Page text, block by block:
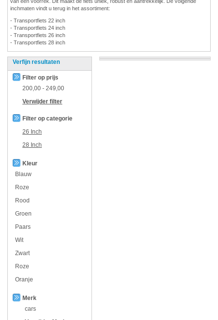
inchmaten vindt u terug in het assortiment:
- Transportfiets 22 inch
- Transportfiets 24 inch
- Transportfiets 26 inch
- Transportfiets 28 inch
Verfijn resultaten
Filter op prijs
200,00 - 249,00
Verwijder filter
Filter op categorie
26 Inch
28 Inch
Kleur
Blauw
Roze
Rood
Groen
Paars
Wit
Zwart
Roze
Oranje
Merk
cars